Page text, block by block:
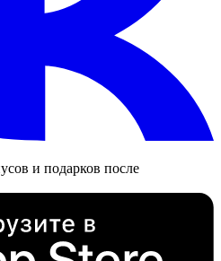
и подарков после